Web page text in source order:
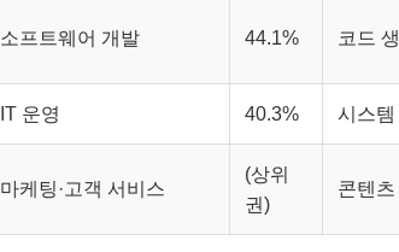
소프트웨어 개발 44.1% 코드
IT 운영 40.3% 시스템
마케팅·고객 서비스
(상위
권)
콘텐